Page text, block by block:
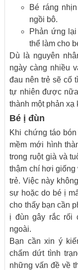
Bé ráng
ngồi bô.
Phản ứng
thể làm cho
Dù là nguyên
ngày càng nhiều
đau nên trẻ sẽ cố
tự nhiên được
thành một phản xạ
Bé ị đùn
Khi chứng táo
mềm mới hình
trong ruột già và
thậm chí hơi giống
trẻ. Việc này
sự hoặc do bé ị
cho thấy bạn cần
ị đùn gây rắc rối
ngoài.
Bạn cần xin ý
chấm dứt tình
những vấn đề về